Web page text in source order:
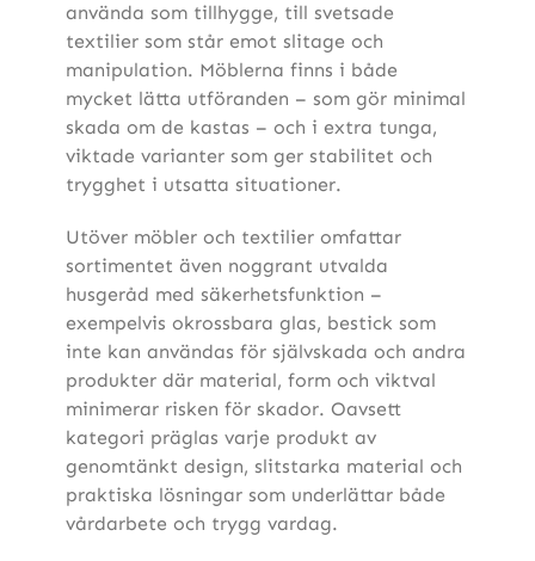
använda som tillhygge, till svetsade
textilier som står emot slitage och
manipulation. Möblerna finns i både
mycket lätta utföranden – som gör minimal
skada om de kastas – och i extra tunga,
viktade varianter som ger stabilitet och
trygghet i utsatta situationer.
Utöver möbler och textilier omfattar
sortimentet även noggrant utvalda
husgeråd med säkerhetsfunktion –
exempelvis okrossbara glas, bestick som
inte kan användas för självskada och andra
produkter där material, form och viktval
minimerar risken för skador. Oavsett
kategori präglas varje produkt av
genomtänkt design, slitstarka material och
praktiska lösningar som underlättar både
vårdarbete och trygg vardag.